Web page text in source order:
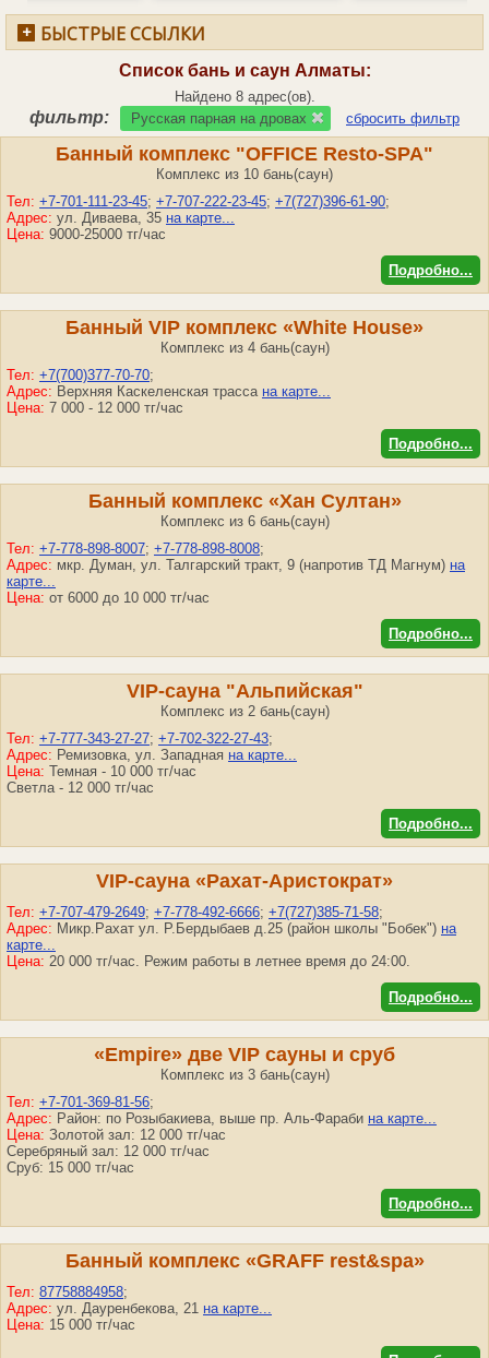
БЫСТРЫЕ ССЫЛКИ
Список бань и саун Алматы:
Найдено 8 адрес(ов).
фильтр: Русская парная на дровах сбросить фильтр
Банный комплекс "OFFICE Resto-SPA"
Комплекс из 10 бань(саун)
Тел: +7-701-111-23-45; +7-707-222-23-45; +7(727)396-61-90;
Адрес: ул. Диваева, 35 на карте...
Цена: 9000-25000 тг/час
Подробно...
Банный VIP комплекс «White House»
Комплекс из 4 бань(саун)
Тел: +7(700)377-70-70;
Адрес: Верхняя Каскеленская трасса на карте...
Цена: 7 000 - 12 000 тг/час
Подробно...
Банный комплекс «Хан Султан»
Комплекс из 6 бань(саун)
Тел: +7-778-898-8007; +7-778-898-8008;
Адрес: мкр. Думан, ул. Талгарский тракт, 9 (напротив ТД Магнум) на
карте...
Цена: от 6000 до 10 000 тг/час
Подробно...
VIP-сауна "Альпийская"
Комплекс из 2 бань(саун)
Тел: +7-777-343-27-27; +7-702-322-27-43;
Адрес: Ремизовка, ул. Западная на карте...
Цена: Темная - 10 000 тг/час
Светла - 12 000 тг/час
Подробно...
VIP-сауна «Рахат-Аристократ»
Тел: +7-707-479-2649; +7-778-492-6666; +7(727)385-71-58;
Адрес: Микр.Рахат ул. Р.Бердыбаев д.25 (район школы "Бобек") на
карте...
Цена: 20 000 тг/час. Режим работы в летнее время до 24:00.
Подробно...
«Empire» две VIP сауны и сруб
Комплекс из 3 бань(саун)
Тел: +7-701-369-81-56;
Адрес: Район: по Розыбакиева, выше пр. Аль-Фараби на карте...
Цена: Золотой зал: 12 000 тг/час
Серебряный зал: 12 000 тг/час
Сруб: 15 000 тг/час
Подробно...
Банный комплекс «GRAFF rest&spa»
Тел: 87758884958;
Адрес: ул. Дауренбекова, 21 на карте...
Цена: 15 000 тг/час